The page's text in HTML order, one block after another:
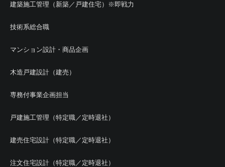
建築施工管理（新築／戸建住宅）※即戦力
技術系総合職
マンション設計・商品企画
木造戸建設計（建売）
専務付事業企画担当
戸建施工管理（特定職／定時退社）
建売住宅設計（特定職／定時退社）
注文住宅設計（特定職／定時退社）